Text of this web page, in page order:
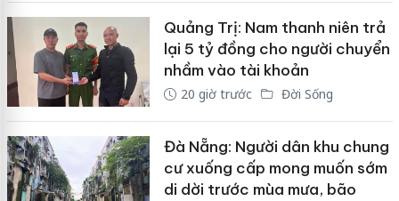
Quảng Trị: Nam thanh niên trả
lại 5 tỷ đồng cho người chuyển
nhầm vào tài khoản
20 giờ trước Đời Sống
Đà Nẵng: Người dân khu chung
cư xuống cấp mong muốn sớm
di dời trước mùa mưa, bão